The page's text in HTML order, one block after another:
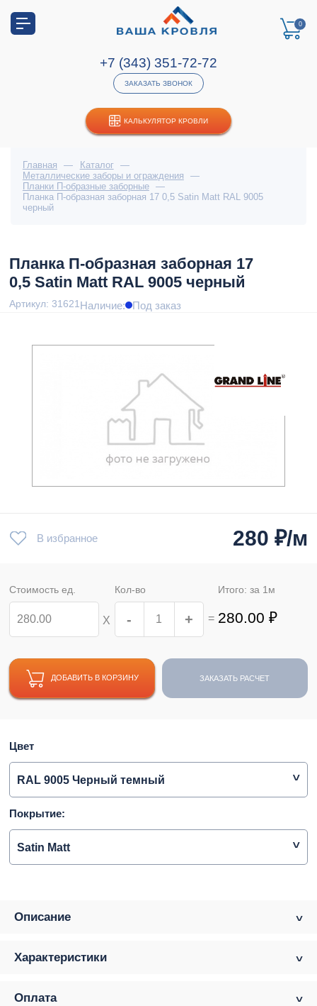
КАЛЬКУЛЯТОР КРОВЛИ
0
+7 (343) 351-72-72
ЗАКАЗАТЬ ЗВОНОК
Главная — Каталог
—
Металлические заборы и ограждения
—
Планки П-образные заборные
—
Планка П-образная заборная 17 0,5 Satin Мatt RAL 9005
черный
Планка П-образная заборная 17
0,5 Satin Мatt RAL 9005 черный
Артикул: 31621 Наличие: Под заказ
В избранное 280 ₽/м
Стоимость ед.
Х
Кол-во
- + =
Итого: за 1 м
280.00 ₽
ДОБАВИТЬ В КОРЗИНУ ЗАКАЗАТЬ РАСЧЕТ
Цвет
RAL 9005 Черный темный
Покрытие:
Satin Matt
Описание
Характеристики
Оплата